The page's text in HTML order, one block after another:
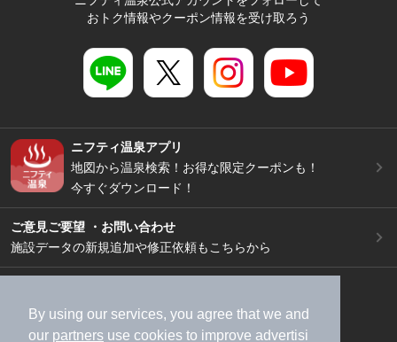
By using our services, you agree that we and
our partners use cookies to improve advertisi
おトク情報やクーポン情報を受け取ろう
ニフティ温泉アプリ
地図から温泉検索！お得な限定クーポンも！
今すぐダウンロード！
ご意見ご要望 ・お問い合わせ
施設データの新規追加や修正依頼もこちらから
加盟店募集（資料請求）
広告出稿のご案内
利用規約
ライフスタイルMEMBERS+規約